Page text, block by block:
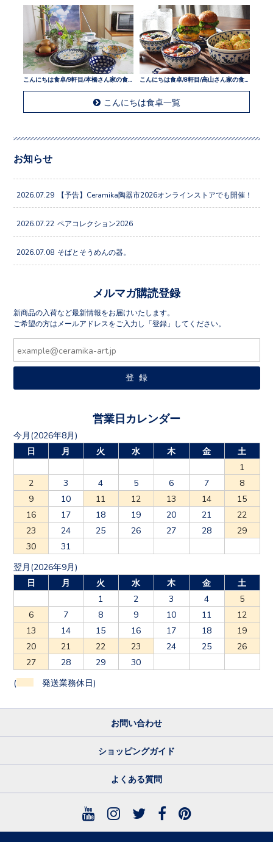
こんにちは食卓/8軒目/高山さん家の食卓
こんにちは食卓一覧
ご希望の方はメールアドレスをご入力し「登録」してください。
日
月 火 水 木 金
土
1
2
3 4 5 6 7
8
9
10 11 12 13 14
15
16
17 18 19 20 21
22
23
24 25 26 27 28
29
30
31
日
月 火 水 木 金
土
1
2 3 4
5
6
7 8 9 10 11
12
13
14 15 16 17 18
19
20
21 22 23 24 25
26
27
28 29 30